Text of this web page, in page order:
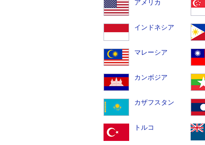
アメリカ
インドネシア
マレーシア
カンボジア
カザフスタン
トルコ